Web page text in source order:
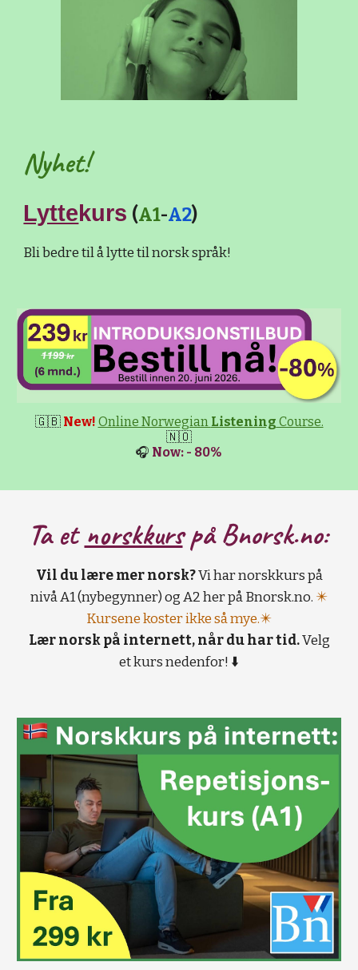
Nyhet!
Lyttekurs (A1-A2)
Bli bedre til å lytte til norsk språk!
🇬🇧 New! Online Norwegian Listening Course.
🇳🇴
🎧 Now: - 80%
Ta et norskkurspå Bnorsk.no:
Vil du lære mer norsk?Vi har norskkurs på
nivå A1 (nybegynner) og A2 her på Bnorsk.no. ✴️
Kursene koster ikke så mye.✴️
Lær norsk på internett, når du har tid.Velg
et kurs nedenfor! ⬇️